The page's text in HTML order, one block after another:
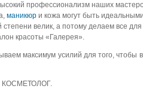
профессионализм наших
маникюри кожа могут быть
велик, а потому делаем все для
красоты «Галерея».
максимум усилий для того, чтобы
КОСМЕТОЛОГ.